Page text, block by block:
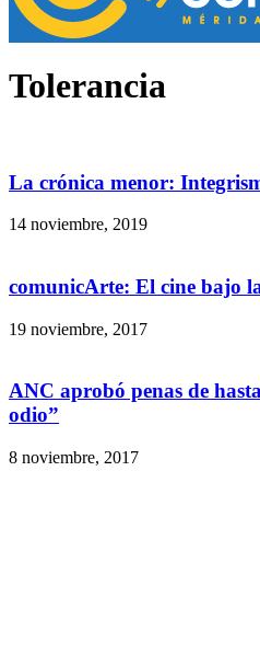
Tolerancia
La crónica menor:
14 noviembre, 2019
comunicArte: El cine bajo
19 noviembre, 2017
ANC aprobó penas de
odio”
8 noviembre, 2017